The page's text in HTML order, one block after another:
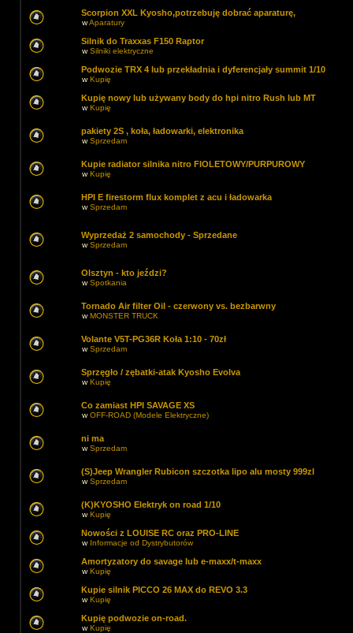
Scorpion XXL Kyosho,potrzebuję dobrać aparaturę,
wAparatury
Silnik do Traxxas F150 Raptor
wSilniki elektryczne
Podwozie TRX 4 lub przekładnia i dyferencjały summit 1/10
wKupię
Kupię nowy lub używany body do hpi nitro Rush lub MT
wKupię
pakiety 2S , koła, ładowarki, elektronika
wSprzedam
Kupie radiator silnika nitro FIOLETOWY/PURPUROWY
wKupię
HPI E firestorm flux komplet z acu i ładowarka
wSprzedam
Wyprzedaż 2 samochody - Sprzedane
wSprzedam
Olsztyn - kto jeździ?
wSpotkania
Tornado Air filter Oil - czerwony vs. bezbarwny
wMONSTER TRUCK
Volante V5T-PG36R Koła 1:10 - 70zł
wSprzedam
Sprzęgło / zębatki-atak Kyosho Evolva
wKupię
Co zamiast HPI SAVAGE XS
wOFF-ROAD (Modele Elektryczne)
ni ma
wSprzedam
(S)Jeep Wrangler Rubicon szczotka lipo alu mosty 999zl
wSprzedam
(K)KYOSHO Elektryk on road 1/10
wKupię
Nowości z LOUISE RC oraz PRO-LINE
w Informacje od Dystrybutorów
Amortyzatory do savage lub e-maxx/t-maxx
wKupię
Kupie silnik PICCO 26 MAX do REVO 3.3
wKupię
Kupię podwozie on-road.
wKupię